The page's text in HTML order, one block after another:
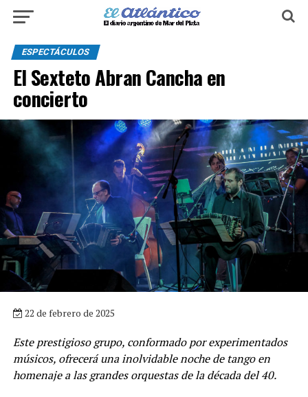
ESPECTÁCULOS
El Sexteto Abran Cancha en
concierto
22 de febrero de 2025
Este prestigioso grupo, conformado por experimentados
músicos, ofrecerá una inolvidable noche de tango en
homenaje a las grandes orquestas de la década del 40.